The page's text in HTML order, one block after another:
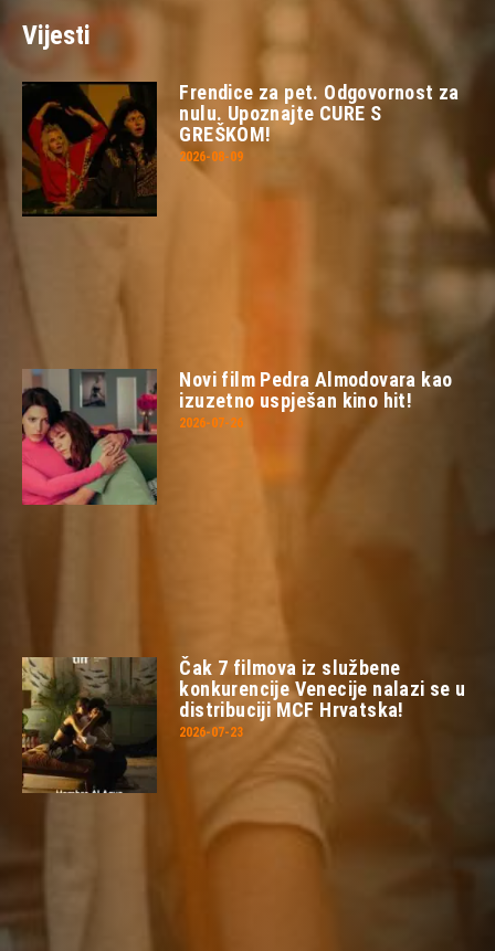
Vijesti
Frendice za pet. Odgovornost za
nulu. Upoznajte CURE S
GREŠKOM!
2026-08-09
Novi film Pedra Almodovara kao
izuzetno uspješan kino hit!
2026-07-26
Čak 7 filmova iz službene
konkurencije Venecije nalazi se u
distribuciji MCF Hrvatska!
2026-07-23